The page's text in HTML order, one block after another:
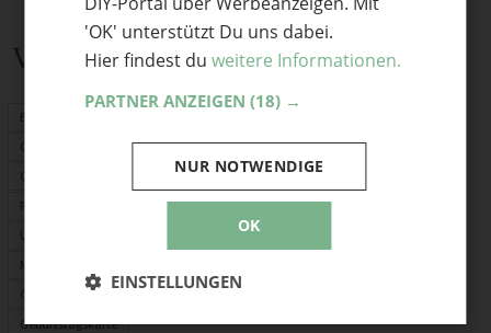
Verwandte Themen
Basteln mit Kindern
Geschenke
Origami
Fimo
Upcycling
Mitbringsel
Geschenkideen
Geburtstagskarte
'OK' unterstützt Du uns dabei.
Hier findest du weitere Informationen.
PARTNER ANZEIGEN (18) →
OK
NUR NOTWENDIGE
EINSTELLUNGEN